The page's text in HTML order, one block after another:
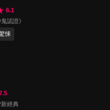
6.1
認證》
悚
經典